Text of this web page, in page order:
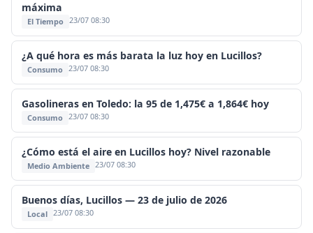
máxima
El Tiempo 23/07 08:30
¿A qué hora es más barata la luz hoy en Lucillos?
Consumo 23/07 08:30
Gasolineras en Toledo: la 95 de 1,475€ a 1,864€ hoy
Consumo 23/07 08:30
¿Cómo está el aire en Lucillos hoy? Nivel razonable
Medio Ambiente 23/07 08:30
Buenos días, Lucillos — 23 de julio de 2026
Local 23/07 08:30